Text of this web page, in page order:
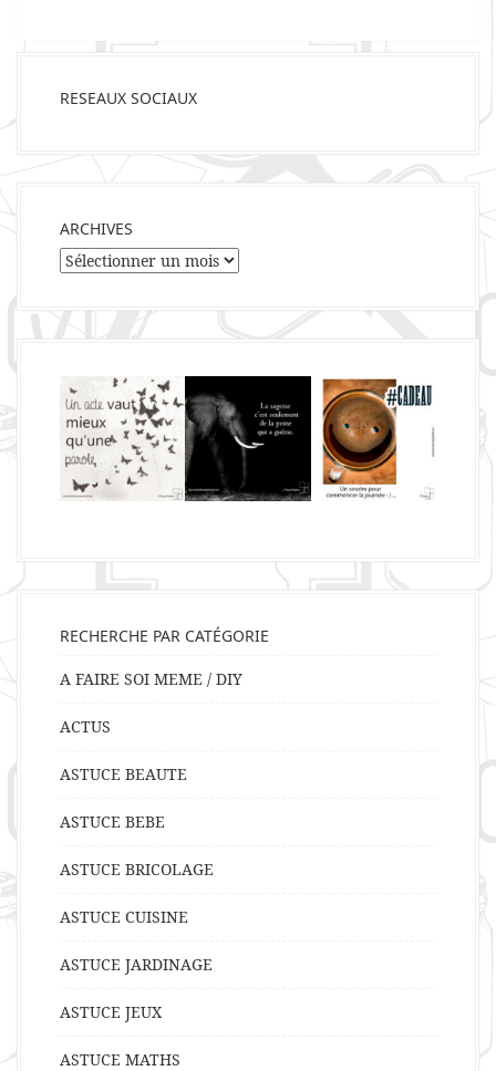
RESEAUX SOCIAUX
ARCHIVES
Archives
RECHERCHE PAR CATÉGORIE
A FAIRE SOI MEME / DIY
ACTUS
ASTUCE BEAUTE
ASTUCE BEBE
ASTUCE BRICOLAGE
ASTUCE CUISINE
ASTUCE JARDINAGE
ASTUCE JEUX
ASTUCE MATHS